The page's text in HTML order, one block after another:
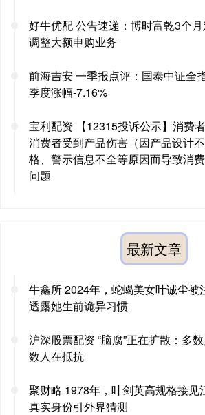
好牛优配 公告速递：博时富乾3个
调整大额申购业务
前海吉安 一季报点评：国泰中证全
季度涨幅-7.16%
宝利配资 【12315投诉公示】消费
消费者受到产品伤害（因产品设计
格、警示信息不全等原因而导致消
问题
最新文章
牛鑫所 2024年，蛇蝎美女叶诚尘被
透露她生前诡异习惯
沪深股票配资 “脑腐”正在扩散：多
数人在抵抗
聚财略 1978年，叶剑英高规格接见
真实身份引外界猜测